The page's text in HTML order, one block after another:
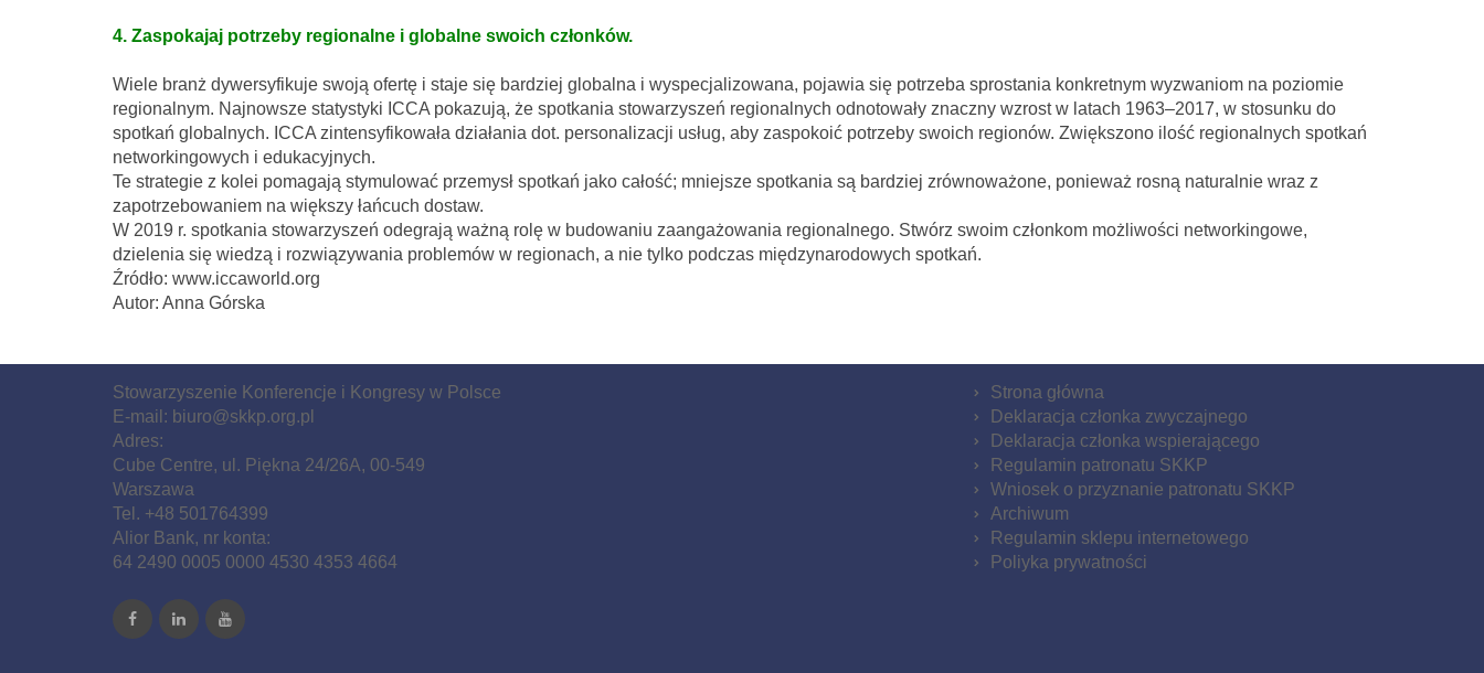
4. Zaspokajaj potrzeby regionalne i globalne swoich członków.
Wiele branż dywersyfikuje swoją ofertę i staje się bardziej globalna i wyspecjalizowana, pojawia się potrzeba sprostania konkretnym wyzwaniom na poziomie
regionalnym. Najnowsze statystyki ICCA pokazują, że spotkania stowarzyszeń regionalnych odnotowały znaczny wzrost w latach 1963–2017, w stosunku do
spotkań globalnych. ICCA zintensyfikowała działania dot. personalizacji usług, aby zaspokoić potrzeby swoich regionów. Zwiększono ilość regionalnych spotkań
networkingowych i edukacyjnych.
Te strategie z kolei pomagają stymulować przemysł spotkań jako całość; mniejsze spotkania są bardziej zrównoważone, ponieważ rosną naturalnie wraz z
zapotrzebowaniem na większy łańcuch dostaw.
W 2019 r. spotkania stowarzyszeń odegrają ważną rolę w budowaniu zaangażowania regionalnego. Stwórz swoim członkom możliwości networkingowe,
dzielenia się wiedzą i rozwiązywania problemów w regionach, a nie tylko podczas międzynarodowych spotkań.
Źródło: www.iccaworld.org
Autor: Anna Górska
Stowarzyszenie Konferencje i Kongresy w Polsce
E-mail: biuro@skkp.org.pl
Adres:
Cube Centre, ul. Piękna 24/26A, 00-549
Warszawa
Tel. +48 501764399
Alior Bank, nr konta:
64 2490 0005 0000 4530 4353 4664
Strona główna
Deklaracja członka zwyczajnego
Deklaracja członka wspierającego
Regulamin patronatu SKKP
Wniosek o przyznanie patronatu SKKP
Archiwum
Regulamin sklepu internetowego
Poliyka prywatności